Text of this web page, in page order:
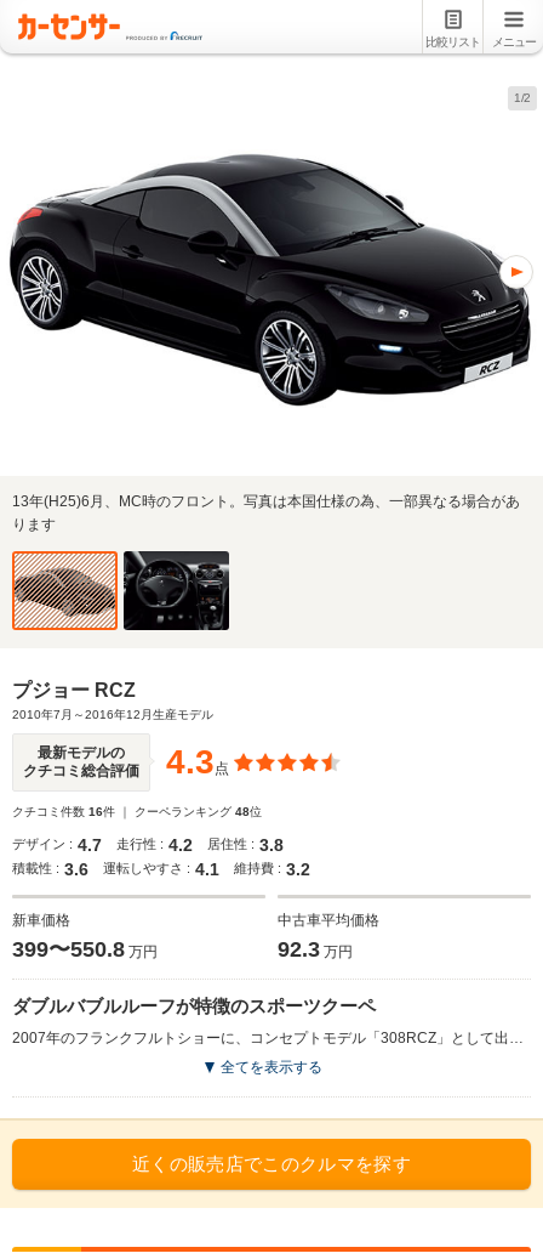
比較リスト メニュー
1/2
13年(H25)6月、MC時のフロント。写真は本国仕様の為、一部異なる場合があ
ります
プジョー RCZ
2010年7月～2016年12月生産モデル
最新モデルの
クチコミ総合評価
4.3点
クチコミ件数 16件 ｜ クーペランキング 48位
デザイン : 4.7 走行性 : 4.2 居住性 : 3.8
積載性 : 3.6 運転しやすさ : 4.1 維持費 : 3.2
新車価格
399〜550.8 万円
中古車平均価格
92.3 万円
ダブルバブルルーフが特徴のスポーツクーペ
2007年のフランクフルトショーに、コンセプトモデル「308RCZ」として出展されたRCZ。そのコンセプトモデル名が示すとおり、ベースはミドルサイズハッチバックの308だ。プジョーでは、その歴史において車名に数字を用いていないのは初めてであり、その点からも特別なモデルであることがうかがえる。なによりもスタイリッシュなエクステリアが魅力のスポーツクーペだが、最大のポイントは波を打ったようなダブルバブルルーフと、AピラーからCピラーまで弧を描いたようなシルバーのルーフラインだろう。エンジンは308にも搭載される1.6LのDOHCツインスクロールターボ。組み合わされるミッションは、いずれも6速のATとMTになる。（2010.7）
全てを表示する
近くの販売店でこのクルマを探す